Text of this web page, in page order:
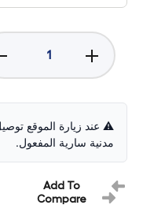
Increase
quantity for
Lenovo
Professional
Topload -
14" Bag /
Black -
Laptop Bag
⚠️ عند زيارة الموقع
مدنية سارية المفعول.
Add To
Compare